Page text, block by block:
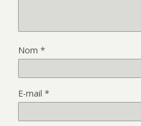
Nom *
E-mail *